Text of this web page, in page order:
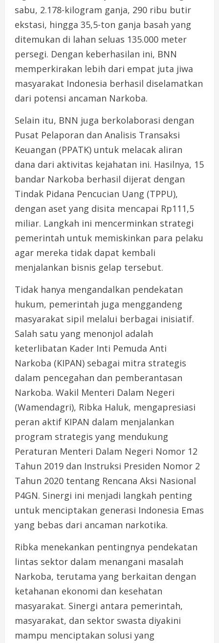
sabu, 2.178-kilogram ganja, 290 ribu butir
ekstasi, hingga 35,5-ton ganja basah yang
ditemukan di lahan seluas 135.000 meter
persegi. Dengan keberhasilan ini, BNN
memperkirakan lebih dari empat juta jiwa
masyarakat Indonesia berhasil diselamatkan
dari potensi ancaman Narkoba.
Selain itu, BNN juga berkolaborasi dengan
Pusat Pelaporan dan Analisis Transaksi
Keuangan (PPATK) untuk melacak aliran
dana dari aktivitas kejahatan ini. Hasilnya, 15
bandar Narkoba berhasil dijerat dengan
Tindak Pidana Pencucian Uang (TPPU),
dengan aset yang disita mencapai Rp111,5
miliar. Langkah ini mencerminkan strategi
pemerintah untuk memiskinkan para pelaku
agar mereka tidak dapat kembali
menjalankan bisnis gelap tersebut.
Tidak hanya mengandalkan pendekatan
hukum, pemerintah juga menggandeng
masyarakat sipil melalui berbagai inisiatif.
Salah satu yang menonjol adalah
keterlibatan Kader Inti Pemuda Anti
Narkoba (KIPAN) sebagai mitra strategis
dalam pencegahan dan pemberantasan
Narkoba. Wakil Menteri Dalam Negeri
(Wamendagri), Ribka Haluk, mengapresiasi
peran aktif KIPAN dalam menjalankan
program strategis yang mendukung
Peraturan Menteri Dalam Negeri Nomor 12
Tahun 2019 dan Instruksi Presiden Nomor 2
Tahun 2020 tentang Rencana Aksi Nasional
P4GN. Sinergi ini menjadi langkah penting
untuk menciptakan generasi Indonesia Emas
yang bebas dari ancaman narkotika.
Ribka menekankan pentingnya pendekatan
lintas sektor dalam menangani masalah
Narkoba, terutama yang berkaitan dengan
ketahanan ekonomi dan kesehatan
masyarakat. Sinergi antara pemerintah,
masyarakat, dan sektor swasta diyakini
mampu menciptakan solusi yang